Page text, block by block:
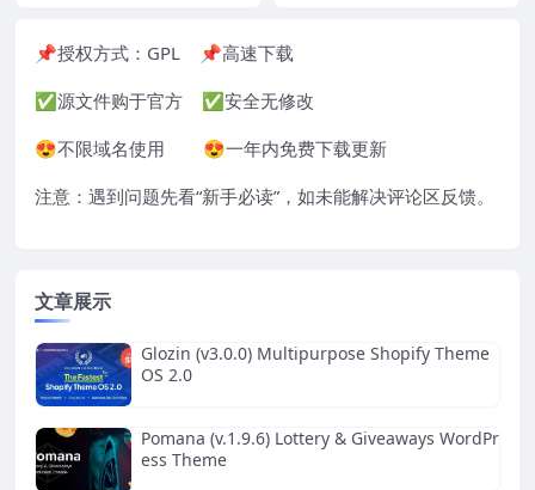
📌授权方式： GPL 📌高速下载
✅源文件购于官方 ✅安全无修改
😍不限域名使用 😍一年内免费下载更新
注意：遇到问题先看“新手必读”，如未能解决评论区反馈。
文章展示
Glozin (v3.0.0) Multipurpose Shopify Theme
OS 2.0
Pomana (v.1.9.6) Lottery & Giveaways WordPr
ess Theme